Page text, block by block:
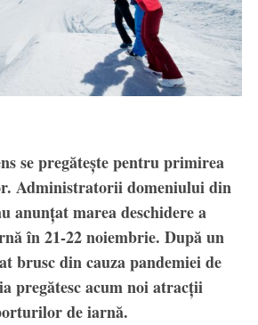
se pregătește pentru primirea
Administratorii domeniului din
anunțat marea deschidere a
în 21-22 noiembrie. După un
brusc din cauza pandemiei de
pregătesc acum noi atracții
de iarnă.